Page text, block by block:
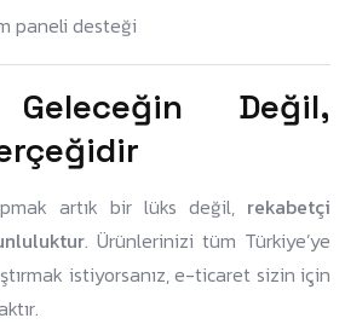
paneli desteği
Değil,
artık bir lüks değil, rekabetçi
. Ürünlerinizi tüm Türkiye’ye
istiyorsanız, e-ticaret sizin için